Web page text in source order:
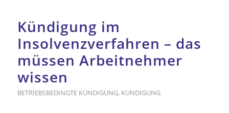
Kündigung im
Insolvenzverfahren – das
müssen Arbeitnehmer
wissen
BETRIEBSBEDINGTE KÜNDIGUNG, KÜNDIGUNG